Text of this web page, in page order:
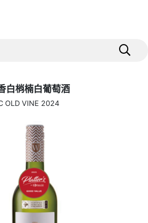
白梢楠白葡萄酒
OLD VINE 2024